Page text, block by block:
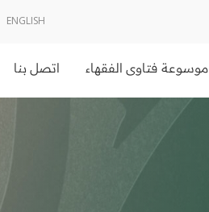
ENGLISH
موسوعة فتاوى الفقهاء اتصل بنا